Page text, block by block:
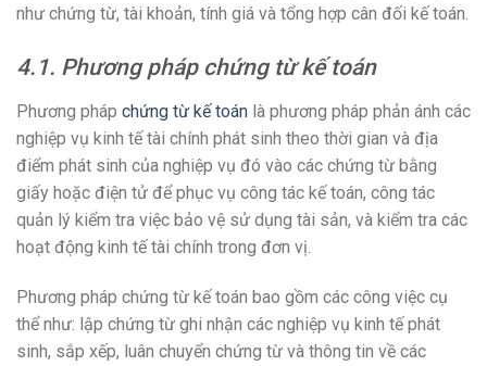
như chứng từ, tài khoản, tính giá và tổng hợp cân đối kế toán.
4.1. Phương pháp chứng từ kế toán
Phương pháp chứng từ kế toán là phương pháp phản ánh các
nghiệp vụ kinh tế tài chính phát sinh theo thời gian và địa
điểm phát sinh của nghiệp vụ đó vào các chứng từ bằng
giấy hoặc điện tử để phục vụ công tác kế toán, công tác
quản lý kiểm tra việc bảo vệ sử dụng tài sản, và kiểm tra các
hoạt động kinh tế tài chính trong đơn vị.
Phương pháp chứng từ kế toán bao gồm các công việc cụ
thể như: lập chứng từ ghi nhận các nghiệp vụ kinh tế phát
sinh, sắp xếp, luân chuyển chứng từ và thông tin về các